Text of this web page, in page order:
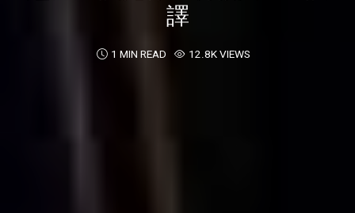
譯
1 MIN READ 12.8K VIEWS